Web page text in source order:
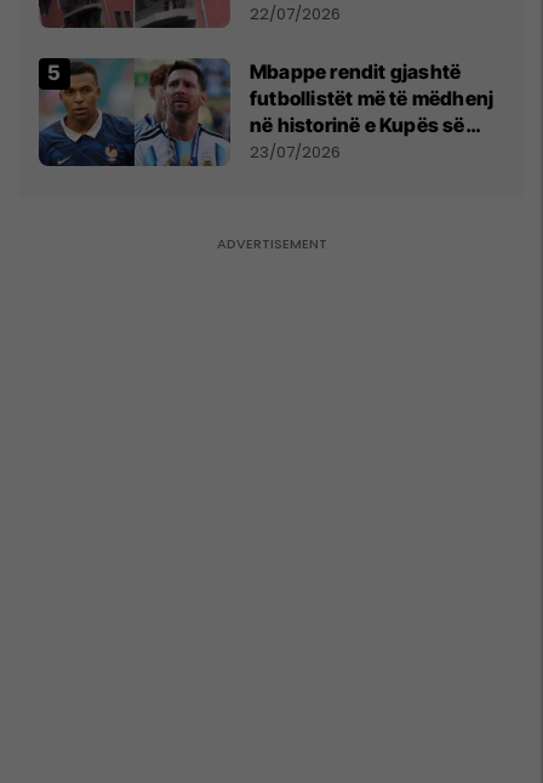
22/07/2026
Mbappe rendit gjashtë
futbollistët më të mëdhenj
në historinë e Kupës së
Botës, Messi mbetet i dyti
23/07/2026